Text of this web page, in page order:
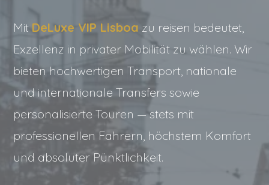
Mit DeLuxe VIP Lisboa zu reisen bedeutet,
Exzellenz in privater Mobilität zu wählen. Wir
bieten hochwertigen Transport, nationale
und internationale Transfers sowie
personalisierte Touren — stets mit
professionellen Fahrern, höchstem Komfort
und absoluter Pünktlichkeit.